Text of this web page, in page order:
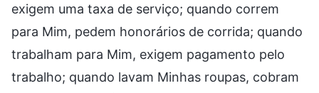
exigem uma taxa de serviço; quando correm
para Mim, pedem honorários de corrida; quando
trabalham para Mim, exigem pagamento pelo
trabalho; quando lavam Minhas roupas, cobram